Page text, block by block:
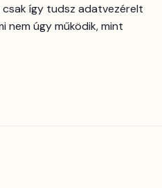
csak így tudsz adatvezérelt
nem úgy működik, mint